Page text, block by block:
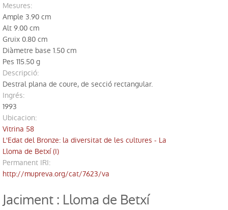
Biblioteca
Excavacions
Jaciments
Restauració
mesures:
Ample 3.90 cm
Alt 9.00 cm
Gruix 0.80 cm
Diàmetre base 1.50 cm
Pes 115.50 g
descripció:
Destral plana de coure, de secció rectangular.
ingrés:
1993
ubicacion:
Vitrina 58
L'Edat del Bronze: la diversitat de les cultures - La
Lloma de Betxí (I)
Permanent IRI:
http://mupreva.org/cat/7623/va
Jaciment : Lloma de Betxí